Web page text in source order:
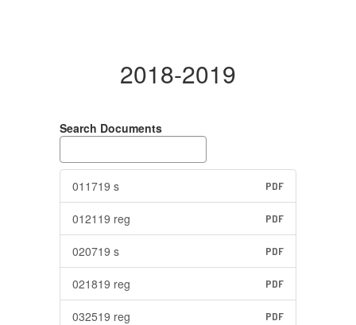
2018-2019
Search Documents
011719 s PDF
012119 reg PDF
020719 s PDF
021819 reg PDF
032519 reg PDF